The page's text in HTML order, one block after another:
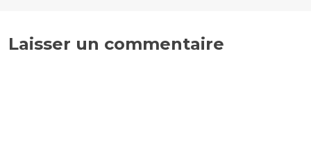
Laisser un commentaire